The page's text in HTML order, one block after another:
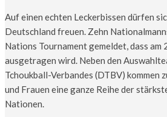
Auf einen echten Leckerbissen dürfen
Deutschland freuen. Zehn
Nations Tournament gemeldet, dass am
ausgetragen wird. Neben den
Tchoukball-Verbandes (DTBV) kommen
und Frauen eine ganze Reihe der
Nationen.